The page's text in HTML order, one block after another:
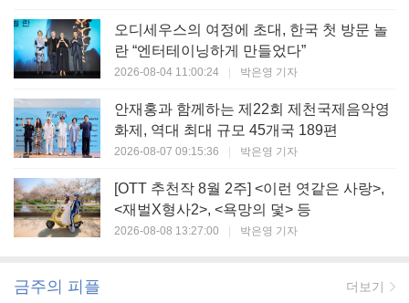
오디세우스의 여정에 초대, 한국 첫 방문 놀
란 “엔터테이닝하게 만들었다”
2026-08-04 11:00:24 | 박은영 기자
안재홍과 함께하는 제22회 제천국제음악영
화제, 역대 최대 규모 45개국 189편
2026-08-07 09:15:36 | 박은영 기자
[OTT 추천작 8월 2주] <이런 엿같은 사랑>,
<재벌X형사2>, <욕망의 덫> 등
2026-08-08 13:27:00 | 박은영 기자
금주의 피플 더보기